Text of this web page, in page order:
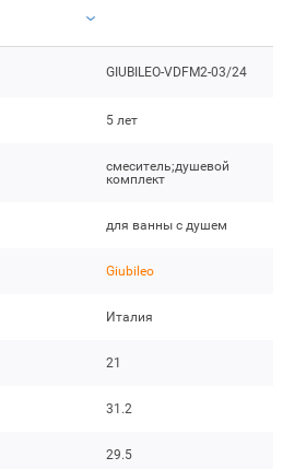
GIUBILEO-VDFM2-03/24
5 лет
смеситель;душевой
комплект
для ванны с душем
Giubileo
Италия
21
31.2
29.5